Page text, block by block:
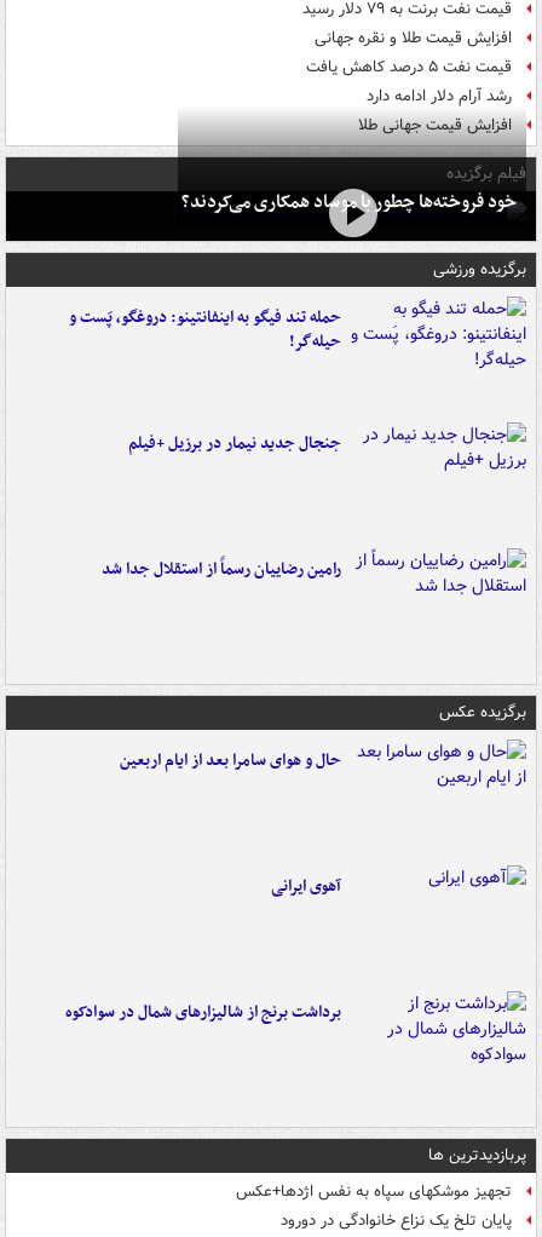
قیمت نفت برنت به ۷۹ دلار رسید
افزایش قیمت طلا و نقره جهانی
قیمت نفت ۵ درصد کاهش یافت
رشد آرام دلار ادامه دارد
افزایش قیمت جهانی طلا
فیلم برگزیده
خود فروخته‌ها چطور با موساد همکاری می‌کردند؟
برگزیده ورزشی
حمله تند فیگو به اینفانتینو: دروغگو، پَست‌ و
حیله‌گر!
جنجال جدید نیمار در برزیل +فیلم
رامین رضاییان رسماً از استقلال جدا شد
برگزیده عکس
حال و هوای سامرا بعد از ایام اربعین
آهوی ایرانی
برداشت برنج از شالیزارهای شمال در سوادکوه
پربازدیدترین ها
تجهیز موشکهای سپاه به نفس اژدها+عکس
پایان تلخ یک نزاع خانوادگی در دورود